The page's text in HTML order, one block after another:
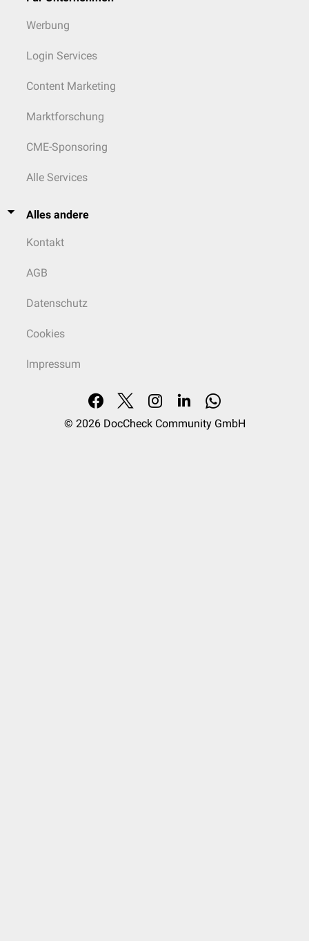
Werbung
Login Services
Content Marketing
Marktforschung
CME-Sponsoring
Alle Services
Alles andere
Kontakt
AGB
Datenschutz
Cookies
Impressum
© 2026 DocCheck Community GmbH